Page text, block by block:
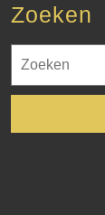
Zoeken
naar: